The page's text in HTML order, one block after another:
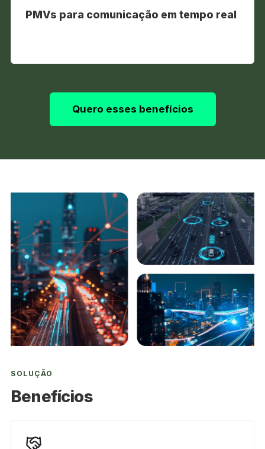
PMVs para comunicação em tempo real
Quero esses benefícios
SOLUÇÃO
Benefícios